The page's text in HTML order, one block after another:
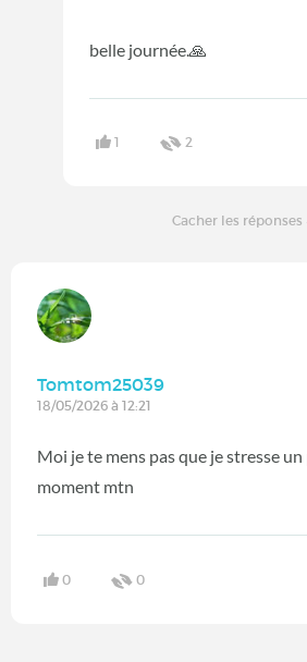
belle journée.🙏
1 2
Cacher les réponses
Tomtom25039
18/05/2026 à 12:21
Moi je te mens pas que je stresse
moment mtn
0 0